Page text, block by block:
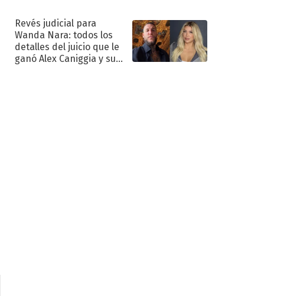
"Traidora"
Revés judicial para
Wanda Nara: todos los
detalles del juicio que le
ganó Alex Caniggia y sus